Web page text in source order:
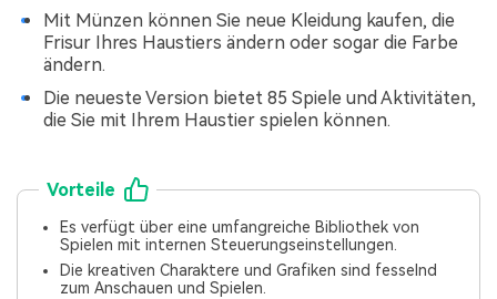
Mit Münzen können Sie neue Kleidung kaufen, die
Frisur Ihres Haustiers ändern oder sogar die Farbe
ändern.
Die neueste Version bietet 85 Spiele und Aktivitäten,
die Sie mit Ihrem Haustier spielen können.
Vorteile
Es verfügt über eine umfangreiche Bibliothek von
Spielen mit internen Steuerungseinstellungen.
Die kreativen Charaktere und Grafiken sind fesselnd
zum Anschauen und Spielen.